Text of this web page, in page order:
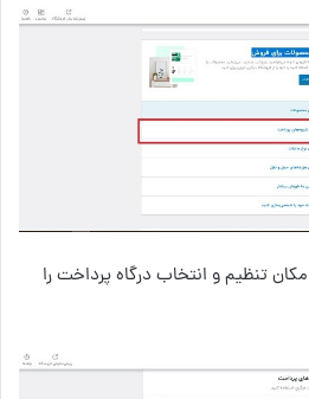
تنظیم و انتخاب درگاه پرداخت را